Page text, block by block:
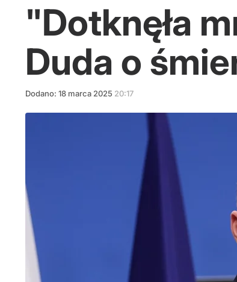
"Dotknęła
Duda o
Dodano: 18 marca 2025 20:17